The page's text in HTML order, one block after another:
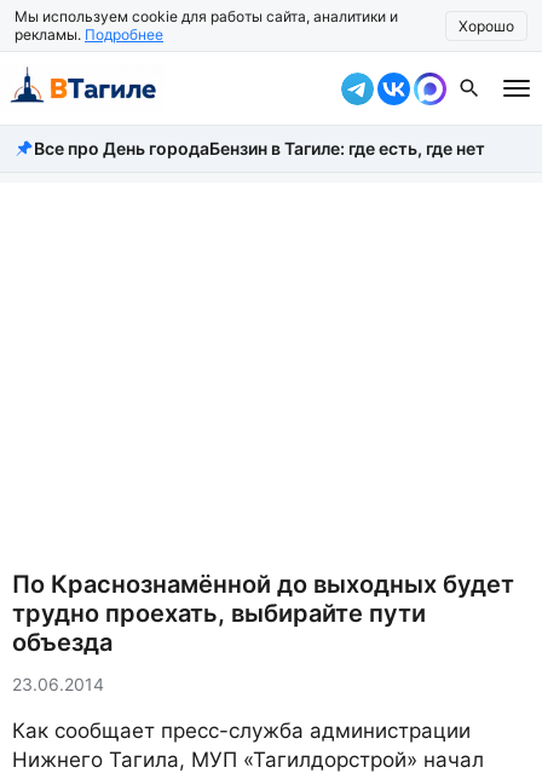
Мы используем cookie для работы сайта, аналитики и
рекламы. Подробнее Хорошо
Все новости
Все про День городаБензин в Тагиле: где есть, где нет
По Краснознамённой до выходных будет
трудно проехать, выбирайте пути
объезда
23.06.2014
Как сообщает пресс-служба администрации
Нижнего Тагила, МУП «Тагилдорстрой» начал